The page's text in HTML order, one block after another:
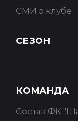
СМИ о клубе
СЕЗОН
КОМАНДА
Состав ФК